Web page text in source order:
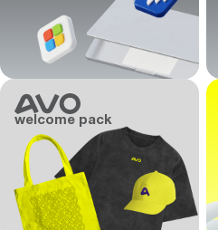
welcome pack